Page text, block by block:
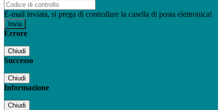
E-mail inviata, si prega di controllare la casella di posta elettronica!
Errore
Chiudi
Successo
Chiudi
Informazione
Chiudi